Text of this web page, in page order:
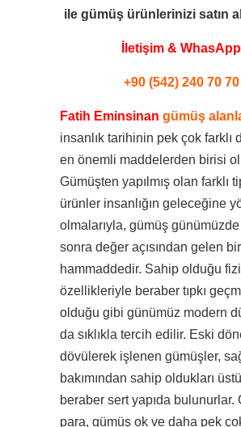
ile gümüş ürünlerinizi satın
İletişim & WhasApp
+90 (542) 240 70 70
Fatih Eminsinan gümüş
insanlık tarihinin pek çok farklı
en önemli maddelerden birisi
Gümüşten yapılmış olan farklı
ürünler insanlığın geleceğine
olmalarıyla, gümüş günümüzde
sonra değer açısından gelen bir
hammaddedir. Sahip olduğu
özellikleriyle beraber tıpkı
olduğu gibi günümüz modern
da sıklıkla tercih edilir. Eski
dövülerek işlenen gümüşler,
bakımından sahip oldukları
beraber sert yapıda bulunurlar.
para, gümüş ok ve daha pek